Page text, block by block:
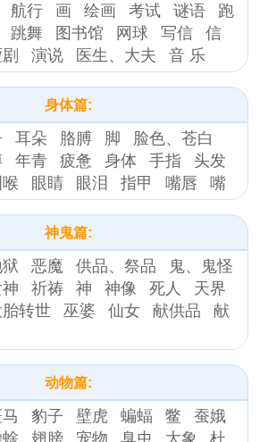
航行 画 绘画 考试 谜语
跑
跳舞 图书馆 网球 写信
信
演说 医生、大夫 音 乐
身体篇:
耳朵 胳膊 脚
脸色、苍白
年青 疲惫 身体 手指
头发
眼睛 眼泪 指甲 嘴唇 嘴
神鬼篇:
恶魔 供品、祭品
鬼、鬼怪
祈祷 神 神像 死人
天界
转世 巫婆 仙女 献供品
献
动物篇:
豹子 壁虎 蝙蝠 鳖
蚕娥
翅膀 宠物 臭虫 大象
杜